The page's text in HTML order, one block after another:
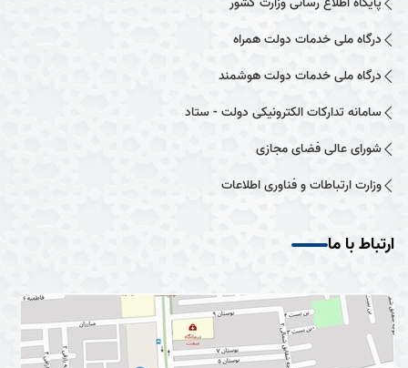
درگاه ملی خدمات دولت همراه
درگاه ملی خدمات دولت هوشمند
سامانه تدارکات الکترونیکی دولت - ستاد
شورای عالی فضای مجازی
وزارت ارتباطات و فناوری اطلاعات
ارتباط با ما